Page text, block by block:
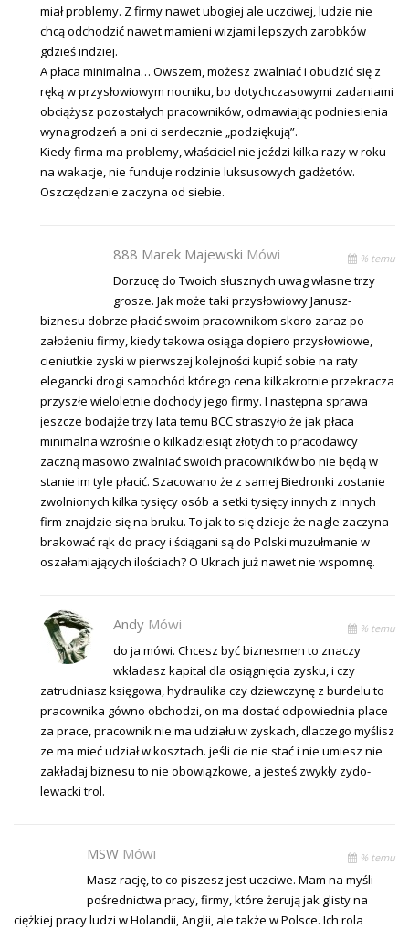
miał problemy. Z firmy nawet ubogiej ale uczciwej, ludzie nie
chcą odchodzić nawet mamieni wizjami lepszych zarobków
gdzieś indziej.
A płaca minimalna… Owszem, możesz zwalniać i obudzić się z
ręką w przysłowiowym nocniku, bo dotychczasowymi zadaniami
obciążysz pozostałych pracowników, odmawiając podniesienia
wynagrodzeń a oni ci serdecznie „podziękują”.
Kiedy firma ma problemy, właściciel nie jeździ kilka razy w roku
na wakacje, nie funduje rodzinie luksusowych gadżetów.
Oszczędzanie zaczyna od siebie.
888 Marek Majewski Mówi % temu
Dorzucę do Twoich słusznych uwag własne trzy
grosze. Jak może taki przysłowiowy Janusz-
biznesu dobrze płacić swoim pracownikom skoro zaraz po
założeniu firmy, kiedy takowa osiąga dopiero przysłowiowe,
cieniutkie zyski w pierwszej kolejności kupić sobie na raty
elegancki drogi samochód którego cena kilkakrotnie przekracza
przyszłe wieloletnie dochody jego firmy. I następna sprawa
jeszcze bodajże trzy lata temu BCC straszyło że jak płaca
minimalna wzrośnie o kilkadziesiąt złotych to pracodawcy
zaczną masowo zwalniać swoich pracowników bo nie będą w
stanie im tyle płacić. Szacowano że z samej Biedronki zostanie
zwolnionych kilka tysięcy osób a setki tysięcy innych z innych
firm znajdzie się na bruku. To jak to się dzieje że nagle zaczyna
brakować rąk do pracy i ściągani są do Polski muzułmanie w
oszałamiających ilościach? O Ukrach już nawet nie wspomnę.
Andy Mówi % temu
do ja mówi. Chcesz być biznesmen to znaczy
wkładasz kapitał dla osiągnięcia zysku, i czy
zatrudniasz księgowa, hydraulika czy dziewczynę z burdelu to
pracownika gówno obchodzi, on ma dostać odpowiednia place
za prace, pracownik nie ma udziału w zyskach, dlaczego myślisz
ze ma mieć udział w kosztach. jeśli cie nie stać i nie umiesz nie
zakładaj biznesu to nie obowiązkowe, a jesteś zwykły zydo-
lewacki trol.
MSW Mówi % temu
Masz rację, to co piszesz jest uczciwe. Mam na myśli
pośrednictwa pracy, firmy, które żerują jak glisty na
ciężkiej pracy ludzi w Holandii, Anglii, ale także w Polsce. Ich rola